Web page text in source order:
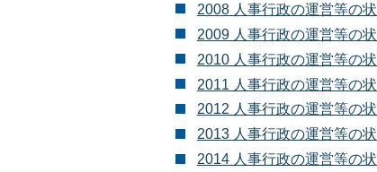
2008 人事行政の運営等の
2009 人事行政の運営等の
2010 人事行政の運営等の
2011 人事行政の運営等の
2012 人事行政の運営等の
2013 人事行政の運営等の
2014 人事行政の運営等の